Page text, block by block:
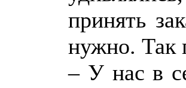
принять
нужно. Так
– У нас в